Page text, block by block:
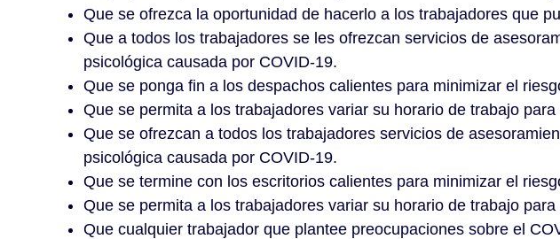
Que se ofrezca la oportunidad de hacerlo a los trabajadores que
Que a todos los trabajadores se les ofrezcan servicios de
psicológica causada por COVID-19.
Que se ponga fin a los despachos calientes para minimizar el
Que se permita a los trabajadores variar su horario de trabajo
Que se ofrezcan a todos los trabajadores servicios de
psicológica causada por COVID-19.
Que se termine con los escritorios calientes para minimizar el
Que se permita a los trabajadores variar su horario de trabajo
Que cualquier trabajador que plantee preocupaciones sobre el